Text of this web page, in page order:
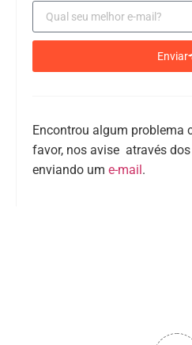
Enviar
Encontrou algum problema
favor, nos avise através
enviando um e-mail.